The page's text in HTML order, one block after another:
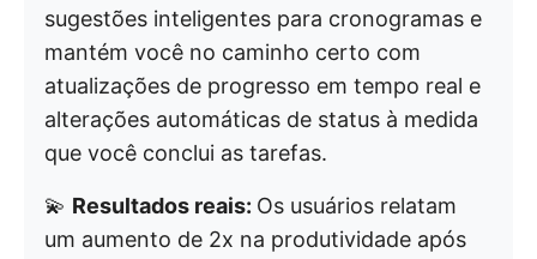
sugestões inteligentes para cronogramas e
mantém você no caminho certo com
atualizações de progresso em tempo real e
alterações automáticas de status à medida
que você conclui as tarefas.
💫 Resultados reais: Os usuários relatam
um aumento de 2x na produtividade após